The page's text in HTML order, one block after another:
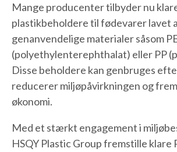
Mange producenter tilbyder nu
plastikbeholdere til fødevarer lavet
genanvendelige materialer såsom
(polyethylenterephthalat) eller PP
Disse beholdere kan genbruges
reducerer miljøpåvirkningen og
økonomi.
Med et stærkt engagement i
HSQY Plastic Group fremstille klare